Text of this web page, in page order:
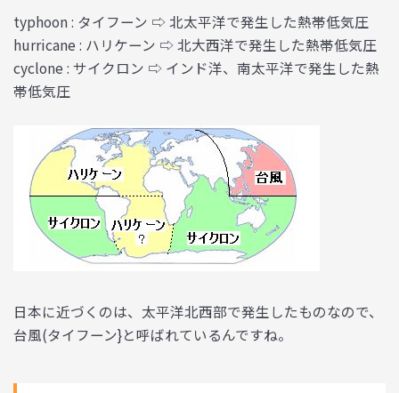
typhoon : タイフーン ⇨ 北太平洋で発生した熱帯低気圧
hurricane : ハリケーン ⇨ 北大西洋で発生した熱帯低気圧
cyclone : サイクロン ⇨ インド洋、南太平洋で発生した熱
帯低気圧
日本に近づくのは、太平洋北西部で発生したものなので、
台風(タイフーン}と呼ばれているんですね。